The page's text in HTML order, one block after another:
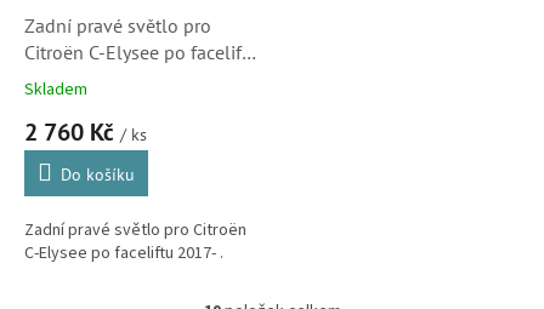
Zadní pravé světlo pro
Citroën C-Elysee po faceliftu
2017- (9818810280)
Skladem
2 760 Kč / ks
Do košíku
Zadní pravé světlo pro Citroën
C-Elysee po faceliftu 2017- .